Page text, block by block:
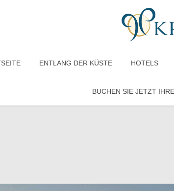
ENTLANG DER KÜSTE HOTELS
BUCHEN SIE JETZT